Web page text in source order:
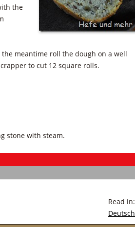
the
the meantime roll the dough on a well
to cut 12 square rolls.
stone with steam.
Read in:
Deutsch